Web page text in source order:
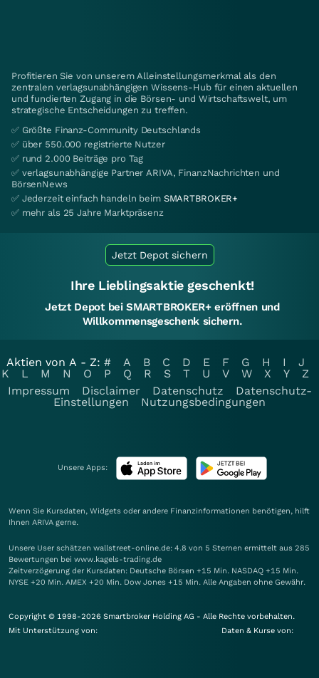
Profitieren Sie von unserem Alleinstellungsmerkmal als den
zentralen verlagsunabhängigen Wissens-Hub für einen aktuellen
und fundierten Zugang in die Börsen- und Wirtschaftswelt, um
strategische Entscheidungen zu treffen.
✅ Größte Finanz-Community Deutschlands
✅ über 550.000 registrierte Nutzer
✅ rund 2.000 Beiträge pro Tag
✅ verlagsunabhängige Partner ARIVA, FinanzNachrichten und
BörsenNews
✅ Jederzeit einfach handeln beim SMARTBROKER+
✅ mehr als 25 Jahre Marktpräsenz
Jetzt Depot sichern
Ihre Lieblingsaktie geschenkt!
Jetzt Depot bei SMARTBROKER+ eröffnen und
Willkommensgeschenk sichern.
Aktien von A - Z: # A B C D E F G H I
J
K
L M N O P Q R S T U V W X Y
Z
Impressum
Disclaimer Datenschutz
Datenschutz-
Einstellungen
Nutzungsbedingungen
Unsere Apps:
Wenn Sie Kursdaten, Widgets oder andere Finanzinformationen benötigen, hilft
Ihnen ARIVA gerne.
Unsere User schätzen wallstreet-online.de: 4.8 von 5 Sternen ermittelt aus 285
Bewertungen bei www.kagels-trading.de
Zeitverzögerung der Kursdaten: Deutsche Börsen +15 Min. NASDAQ +15 Min.
NYSE +20 Min. AMEX +20 Min. Dow Jones +15 Min. Alle Angaben ohne Gewähr.
Copyright © 1998-2026 Smartbroker Holding AG - Alle Rechte vorbehalten.
Mit Unterstützung von:
Daten & Kurse von: